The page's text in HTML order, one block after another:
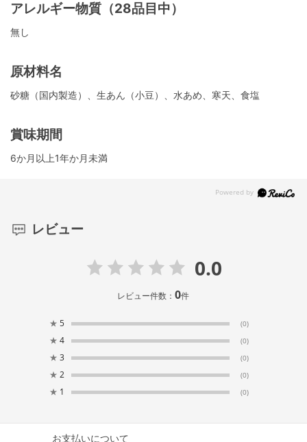
アレルギー物質（28品目中）
無し
原材料名
砂糖（国内製造）、生あん（小豆）、水あめ、寒天、食塩
賞味期間
6か月以上1年か月未満
レビュー
0.0
レビュー件数：0件
★ 5 (0)
★ 4 (0)
★ 3 (0)
★ 2 (0)
★ 1 (0)
お支払いについて